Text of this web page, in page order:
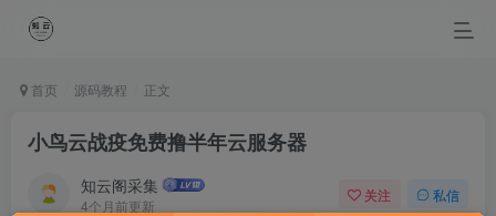
首页 源码教程 正文
小鸟云战疫免费撸半年云服务器
知云阁采集
4个月前更新
关注 私信